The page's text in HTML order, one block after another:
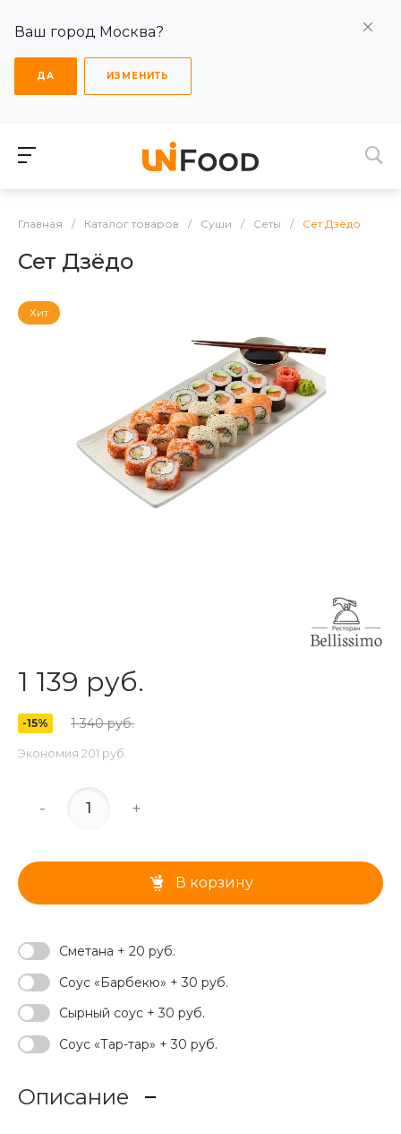
Ваш город Москва?
ДА ИЗМЕНИТЬ
Главная / Каталог товаров / Суши / Сеты / Сет Дзёдо
Сет Дзёдо
Хит
1 139 руб.
-15% 1 340 руб.
Экономия 201 руб.
- +
В корзину
Сметана + 20 руб.
Соус «Барбекю» + 30 руб.
Сырный соус + 30 руб.
Соус «Тар-тар» + 30 руб.
Описание